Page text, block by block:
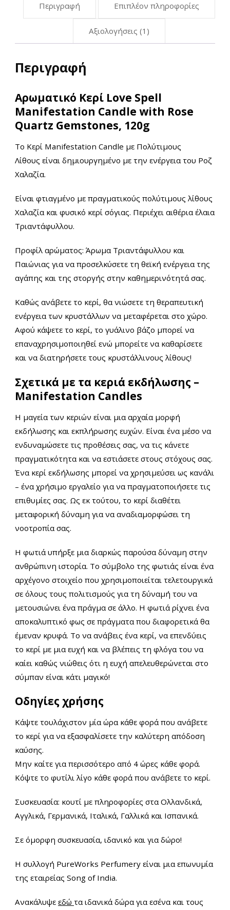
Περιγραφή Επιπλέον πληροφορίες
Αξιολογήσεις (1)
Περιγραφή
Αρωματικό Κερί Love Spell
Manifestation Candle with Rose
Quartz Gemstones, 120g
Το Κερί Manifestation Candle με Πολύτιμους
Λίθους είναι δημιουργημένο με την ενέργεια του Ροζ
Χαλαζία.
Είναι φτιαγμένο με πραγματικούς πολύτιμους λίθους
Χαλαζία και φυσικό κερί σόγιας. Περιέχει αιθέρια έλαια
Τριαντάφυλλου.
Προφίλ αρώματος: Άρωμα Τριαντάφυλλου και
Παιώνιας για να προσελκύσετε τη θεϊκή ενέργεια της
αγάπης και της στοργής στην καθημερινότητά σας.
Καθώς ανάβετε το κερί, θα νιώσετε τη θεραπευτική
ενέργεια των κρυστάλλων να μεταφέρεται στο χώρο.
Αφού κάψετε το κερί, το γυάλινο βάζο μπορεί να
επαναχρησιμοποιηθεί ενώ μπορείτε να καθαρίσετε
και να διατηρήσετε τους κρυστάλλινους λίθους!
Σχετικά με τα κεριά εκδήλωσης –
Manifestation Candles
Η μαγεία των κεριών είναι μια αρχαία μορφή
εκδήλωσης και εκπλήρωσης ευχών. Είναι ένα μέσο να
ενδυναμώσετε τις προθέσεις σας, να τις κάνετε
πραγματικότητα και να εστιάσετε στους στόχους σας.
Ένα κερί εκδήλωσης μπορεί να χρησιμεύσει ως κανάλι
– ένα χρήσιμο εργαλείο για να πραγματοποιήσετε τις
επιθυμίες σας. Ως εκ τούτου, το κερί διαθέτει
μεταφορική δύναμη για να αναδιαμορφώσει τη
νοοτροπία σας.
Η φωτιά υπήρξε μια διαρκώς παρούσα δύναμη στην
ανθρώπινη ιστορία. Το σύμβολο της φωτιάς είναι ένα
αρχέγονο στοιχείο που χρησιμοποιείται τελετουργικά
σε όλους τους πολιτισμούς για τη δύναμή του να
μετουσιώνει ένα πράγμα σε άλλο. Η φωτιά ρίχνει ένα
αποκαλυπτικό φως σε πράγματα που διαφορετικά θα
έμεναν κρυφά. Το να ανάβεις ένα κερί, να επενδύεις ​​
το κερί με μια ευχή και να βλέπεις τη φλόγα του να
καίει καθώς νιώθεις ότι η ευχή απελευθερώνεται στο
σύμπαν είναι κάτι μαγικό!
Οδηγίες χρήσης
Κάψτε τουλάχιστον μία ώρα κάθε φορά που ανάβετε
το κερί για να εξασφαλίσετε την καλύτερη απόδοση
καύσης.
Μην καίτε για περισσότερο από 4 ώρες κάθε φορά.
Κόψτε το φυτίλι λίγο κάθε φορά που ανάβετε το κερί.
Συσκευασία: κουτί με πληροφορίες στα Ολλανδικά,
Αγγλικά, Γερμανικά, Ιταλικά, Γαλλικά και Ισπανικά.
Σε όμορφη συσκευασία, ιδανικό και για δώρο!
Η συλλογή PureWorks Perfumery είναι μια επωνυμία
της εταιρείας Song of India.
Ανακάλυψε εδώ τα ιδανικά δώρα για εσένα και τους